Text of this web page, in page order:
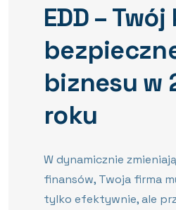
EDD –
biznesu w
roku
W dynamicznie
finansów, Twoja firma
tylko efektywnie, ale